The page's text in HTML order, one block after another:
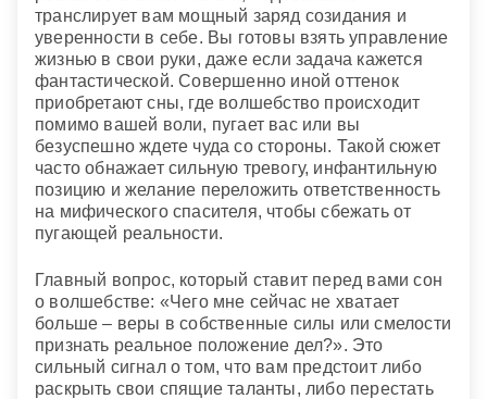
транслирует вам мощный заряд созидания и
уверенности в себе. Вы готовы взять управление
жизнью в свои руки, даже если задача кажется
фантастической. Совершенно иной оттенок
приобретают сны, где волшебство происходит
помимо вашей воли, пугает вас или вы
безуспешно ждете чуда со стороны. Такой сюжет
часто обнажает сильную тревогу, инфантильную
позицию и желание переложить ответственность
на мифического спасителя, чтобы сбежать от
пугающей реальности.
Главный вопрос, который ставит перед вами сон
о волшебстве: «Чего мне сейчас не хватает
больше – веры в собственные силы или смелости
признать реальное положение дел?». Это
сильный сигнал о том, что вам предстоит либо
раскрыть свои спящие таланты, либо перестать